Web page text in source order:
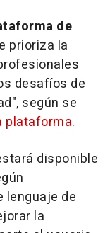
de
prioriza la
desafíos de
según se
plataforma.
disponible
lenguaje de
la